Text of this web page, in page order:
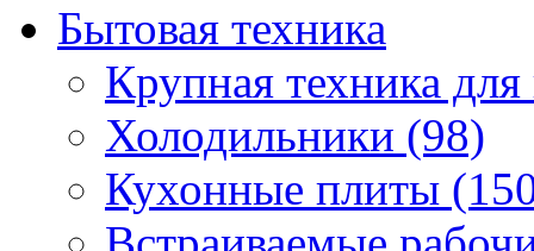
Бытовая техника
Крупная техника
Холодильники (98)
Кухонные плиты